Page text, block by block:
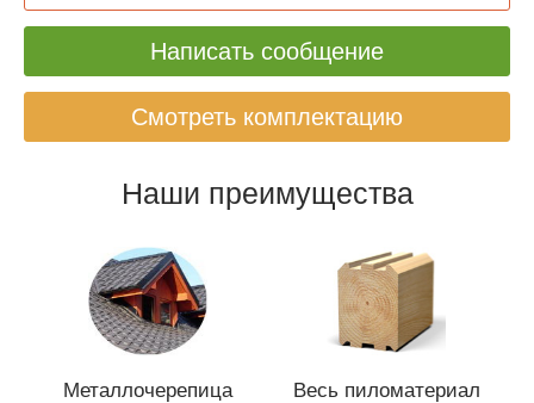
Написать сообщение
Смотреть комплектацию
Наши преимущества
Металлочерепица
Весь пиломатериал